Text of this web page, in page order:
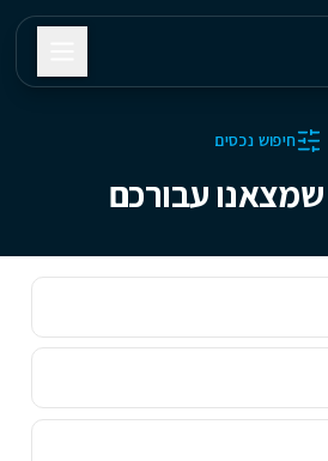
חיפוש נכסים
עבורכם